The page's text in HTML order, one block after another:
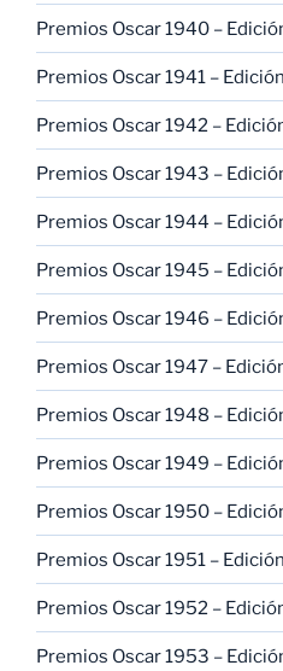
Premios Oscar 1940 –
Premios Oscar 1941 –
Premios Oscar 1942 –
Premios Oscar 1943 –
Premios Oscar 1944 –
Premios Oscar 1945 –
Premios Oscar 1946 –
Premios Oscar 1947 –
Premios Oscar 1948 –
Premios Oscar 1949 –
Premios Oscar 1950 –
Premios Oscar 1951 –
Premios Oscar 1952 –
Premios Oscar 1953 –